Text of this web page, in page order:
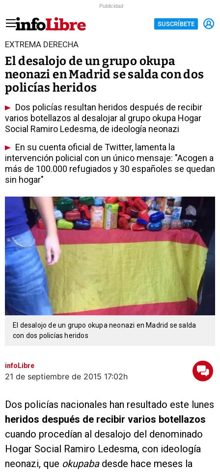
Publicidad
SUSCRÍBETE
EXTREMA DERECHA
El desalojo de un grupo okupa
neonazi en Madrid se salda con dos
policías heridos
Dos policías resultan heridos después de recibir
varios botellazos al desalojar al grupo okupa Hogar
Social Ramiro Ledesma, de ideología neonazi
En su cuenta oficial de Twitter, lamenta la
intervención policial con un único mensaje: "Acogen a
más de 100.000 refugiados y 30 españoles se quedan
sin hogar"
El desalojo de un grupo okupa neonazi en Madrid se salda
con dos policías heridos
infoLibre
21 de septiembre de 2015 17:02h
Dos policías nacionales han resultado este lunes
heridos después de recibir varios botellazos
cuando procedían al desalojo del denominado
Hogar Social Ramiro Ledesma, con ideología
neonazi, que okupaba desde hace meses la